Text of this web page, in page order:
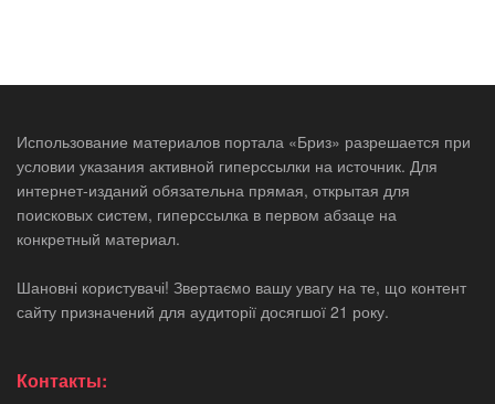
Использование материалов портала «Бриз» разрешается при
условии указания активной гиперссылки на источник. Для
интернет-изданий обязательна прямая, открытая для
поисковых систем, гиперссылка в первом абзаце на
конкретный материал.
Шановні користувачі! Звертаємо вашу увагу на те, що контент
сайту призначений для аудиторії досягшої 21 року.
Контакты: